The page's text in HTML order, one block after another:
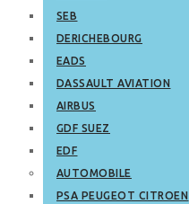
SEB
DERICHEBOURG
EADS
DASSAULT AVIATION
AIRBUS
GDF SUEZ
EDF
AUTOMOBILE
PSA PEUGEOT CITROEN